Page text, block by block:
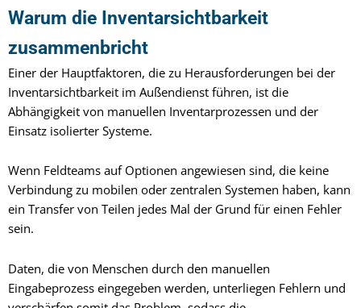
Warum die Inventarsichtbarkeit
zusammenbricht
Einer der Hauptfaktoren, die zu Herausforderungen bei der
Inventarsichtbarkeit im Außendienst führen, ist die
Abhängigkeit von manuellen Inventarprozessen und der
Einsatz isolierter Systeme.
Wenn Feldteams auf Optionen angewiesen sind, die keine
Verbindung zu mobilen oder zentralen Systemen haben, kann
ein Transfer von Teilen jedes Mal der Grund für einen Fehler
sein.
Daten, die von Menschen durch den manuellen
Eingabeprozess eingegeben werden, unterliegen Fehlern und